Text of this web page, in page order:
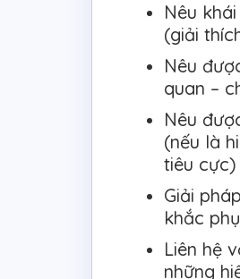
Nêu
(giải
Nêu
quan –
Nêu
(nếu là
tiêu cực)
Giải
khắc
Liên hệ
những